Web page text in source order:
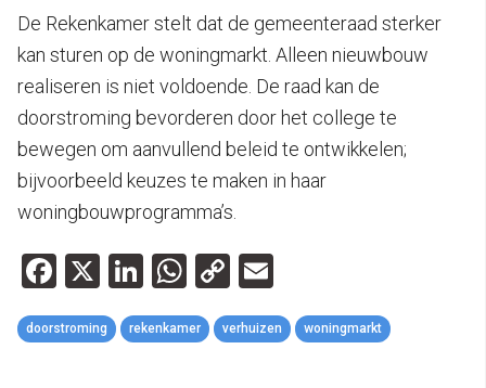
De Rekenkamer stelt dat de gemeenteraad sterker
kan sturen op de woningmarkt. Alleen nieuwbouw
realiseren is niet voldoende. De raad kan de
doorstroming bevorderen door het college te
bewegen om aanvullend beleid te ontwikkelen;
bijvoorbeeld keuzes te maken in haar
woningbouwprogramma’s.
Facebook
X LinkedIn
WhatsApp
Copy
Link
doorstroming rekenkamer verhuizen woningmarkt